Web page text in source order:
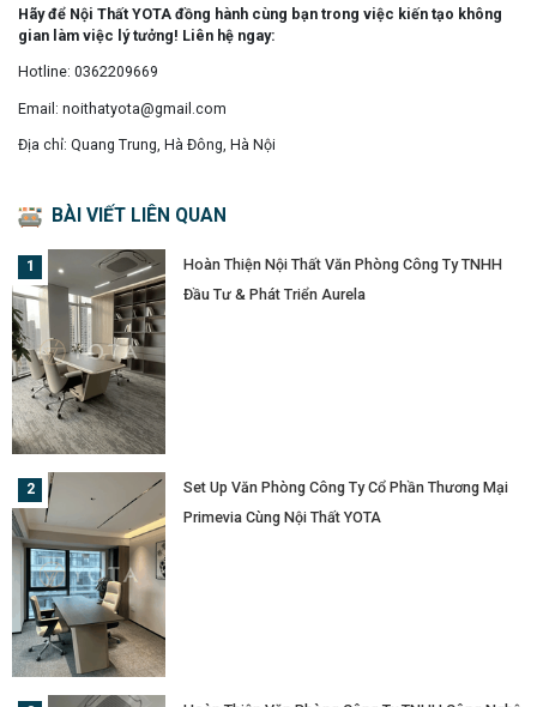
Hãy để Nội Thất YOTA đồng hành cùng bạn trong việc kiến tạo không
gian làm việc lý tưởng! Liên hệ ngay:
Hotline: 0362209669
Email: noithatyota@gmail.com
Địa chỉ: Quang Trung, Hà Đông, Hà Nội
BÀI VIẾT LIÊN QUAN
Hoàn Thiện Nội Thất Văn Phòng Công Ty TNHH
Đầu Tư & Phát Triển Aurela
Set Up Văn Phòng Công Ty Cổ Phần Thương Mại
Primevia Cùng Nội Thất YOTA